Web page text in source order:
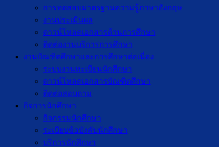
การทดสอบมาตรฐานความรู้ภาษาอังกฤษ
งานประเมินผล
ดาวน์โหลดเอกสารด้านการศึกษา
ติดต่องานบริการการศึกษา
งานบัณฑิตศึกษาเเละการศึกษาต่อเนื่อง
ระบบงานทะเบียนนักศึกษา
ดาวน์โหลดเอกสารบัณฑิตศึกษา
ติดต่อสอบถาม
กิจการนักศึกษา
กิจกรรมนักศึกษา
ระเบียบข้อบังคับนักศึกษา
บริการนักศึกษา